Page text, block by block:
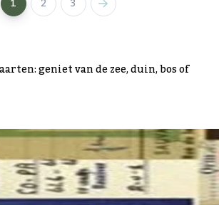
geniet van de zee, duin, bos of